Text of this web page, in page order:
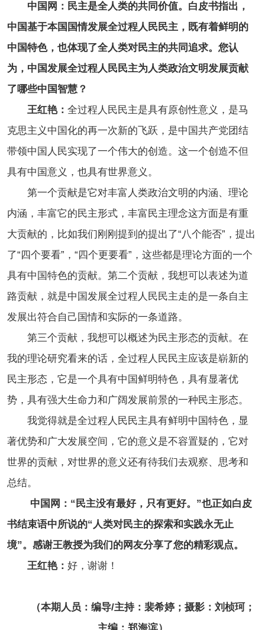
中国网：民主是全人类的共同价值。白皮书指出，
中国基于本国国情发展全过程人民民主，既有着鲜明的
中国特色，也体现了全人类对民主的共同追求。您认
为，中国发展全过程人民民主为人类政治文明发展贡献
了哪些中国智慧？
王红艳： 全过程人民民主是具有原创性意义，是马
克思主义中国化的再一次新的飞跃，是中国共产党团结
带领中国人民实现了一个伟大的创造。这一个创造不但
具有中国意义，也具有世界意义。
第一个贡献是它对丰富人类政治文明的内涵、理论
内涵，丰富它的民主形式，丰富民主理念这方面是有重
大贡献的，比如我们刚刚提到的提出了“八个能否”，提出
了“四个要看”，“四个更要看”，这些都是理论方面的一个
具有中国特色的贡献。第二个贡献，我想可以表述为道
路贡献，就是中国发展全过程人民民主走的是一条自主
发展出符合自己国情和实际的一条道路。
第三个贡献，我想可以概述为民主形态的贡献。在
我的理论研究看来的话，全过程人民民主应该是崭新的
民主形态，它是一个具有中国鲜明特色，具有显著优
势，具有强大生命力和广阔发展前景的一种民主形态。
我觉得就是全过程人民民主具有鲜明中国特色，显
著优势和广大发展空间，它的意义是不容置疑的，它对
世界的贡献，对世界的意义还有待我们去观察、思考和
总结。
中国网：“民主没有最好，只有更好。”也正如白皮
书结束语中所说的“人类对民主的探索和实践永无止
境”。感谢王教授为我们的网友分享了您的精彩观点。
王红艳： 好，谢谢！
（本期人员：编导/主持：裴希婷；摄影：刘桢珂；